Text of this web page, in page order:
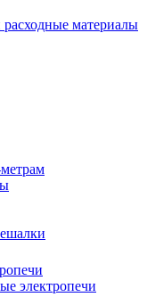
материалы
электропечи